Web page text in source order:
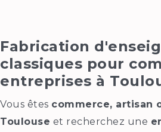
Fabrication
classiques pour
entreprises à
Vous êtes commerce, artisan
Toulouse et recherchez une